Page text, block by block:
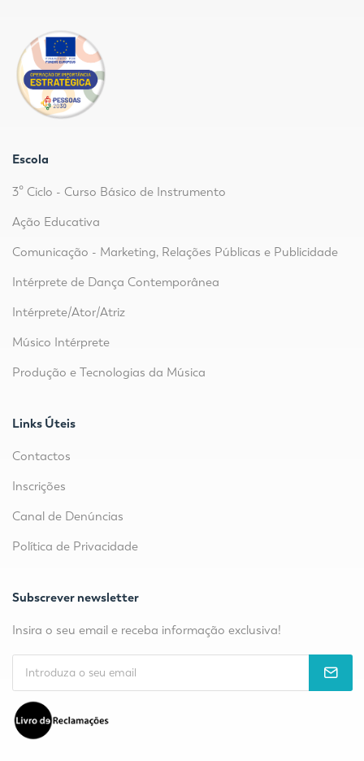
Escola
3º Ciclo - Curso Básico de Instrumento
Ação Educativa
Comunicação - Marketing, Relações Públicas e Publicidade
Intérprete de Dança Contemporânea
Intérprete/Ator/Atriz
Músico Intérprete
Produção e Tecnologias da Música
Links Úteis
Contactos
Inscrições
Canal de Denúncias
Política de Privacidade
Subscrever newsletter
Insira o seu email e receba informação exclusiva!